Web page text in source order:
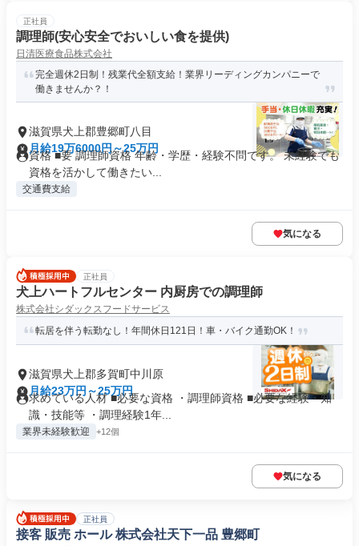
正社員
調理師(安心安全でおいしい食を提供)
日清医療食品株式会社
完全週休2日制！残業代全額支給！業界リーディングカンパニーで
働きませんか？！
滋賀県犬上郡豊郷町八目
月給19万6000円～25万円
資格 ■要 調理師資格 年齢・学歴・経験不問です。 未経験でも
資格を活かして働きたい...
交通費支給
気になる
正社員
犬上ハートフルセンター 内厨房での調理師
株式会社シダックスフードサービス
転居を伴う転勤なし！年間休日121日！車・バイク通勤OK！
滋賀県犬上郡多賀町中川原
月給23万円～25万円
求めている人材 ■必要な資格 ・調理師資格 ■必要な経験・知
識・技能等 ・調理経験1年...
業界未経験歓迎 +12個
気になる
正社員
接客 販売 ホール 株式会社天下一品 豊郷町